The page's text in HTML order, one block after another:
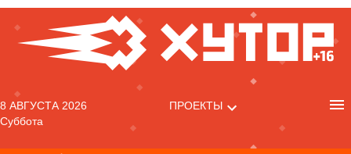
8 АВГУСТА 2026
Суббота
ПРОЕКТЫ